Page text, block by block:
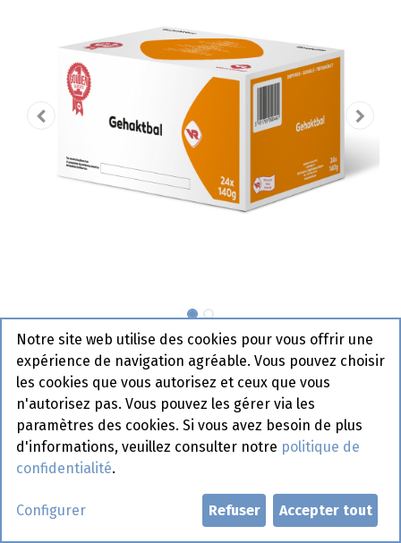
Boulettes Vanreusel 24 x 140 gr
Actif
Demander un compte
Notre site web utilise des cookies pour vous offrir une
expérience de navigation agréable. Vous pouvez choisir
les cookies que vous autorisez et ceux que vous
n'autorisez pas. Vous pouvez les gérer via les
paramètres des cookies. Si vous avez besoin de plus
d'informations, veuillez consulter notre politique de
confidentialité.
Configurer Refuser Accepter tout